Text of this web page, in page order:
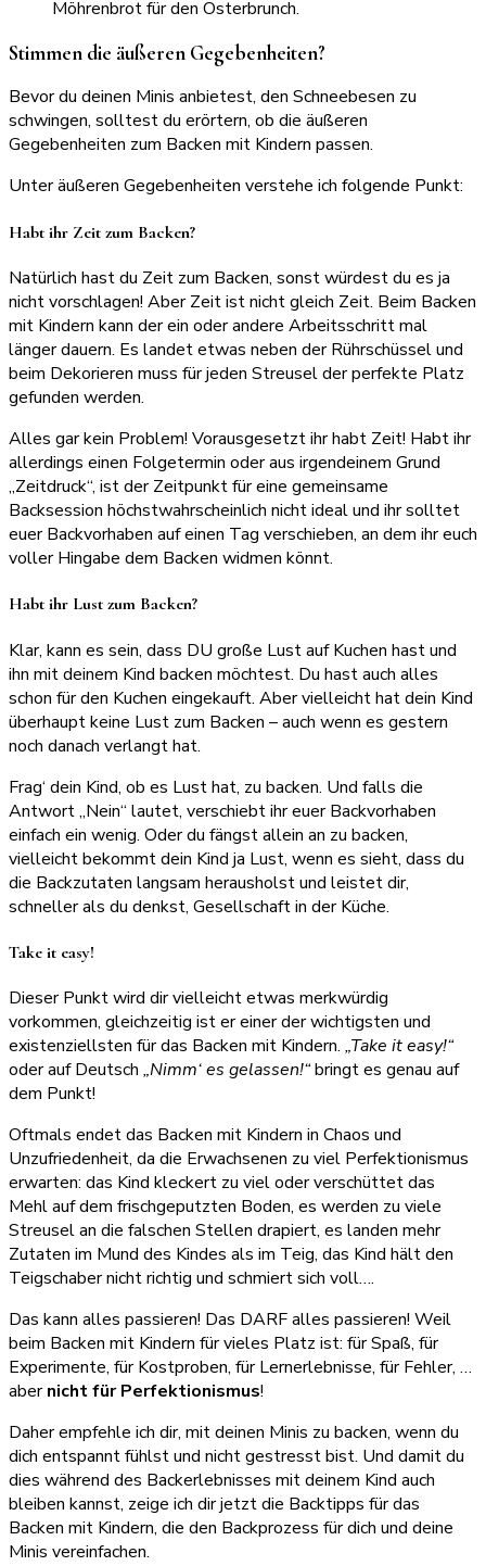
Stimmen die äußeren Gegebenheiten?
Bevor du deinen Minis anbietest, den Schneebesen zu
schwingen, solltest du erörtern, ob die äußeren
Gegebenheiten zum Backen mit Kindern passen.
Unter äußeren Gegebenheiten verstehe ich folgende Punkt:
Habt ihr Zeit zum Backen?
Natürlich hast du Zeit zum Backen, sonst würdest du es ja
nicht vorschlagen! Aber Zeit ist nicht gleich Zeit. Beim Backen
mit Kindern kann der ein oder andere Arbeitsschritt mal
länger dauern. Es landet etwas neben der Rührschüssel und
beim Dekorieren muss für jeden Streusel der perfekte Platz
gefunden werden.
Alles gar kein Problem! Vorausgesetzt ihr habt Zeit! Habt ihr
allerdings einen Folgetermin oder aus irgendeinem Grund
„Zeitdruck“, ist der Zeitpunkt für eine gemeinsame
Backsession höchstwahrscheinlich nicht ideal und ihr solltet
euer Backvorhaben auf einen Tag verschieben, an dem ihr euch
voller Hingabe dem Backen widmen könnt.
Habt ihr Lust zum Backen?
Klar, kann es sein, dass DU große Lust auf Kuchen hast und
ihn mit deinem Kind backen möchtest. Du hast auch alles
schon für den Kuchen eingekauft. Aber vielleicht hat dein Kind
überhaupt keine Lust zum Backen – auch wenn es gestern
noch danach verlangt hat.
Frag‘ dein Kind, ob es Lust hat, zu backen. Und falls die
Antwort „Nein“ lautet, verschiebt ihr euer Backvorhaben
einfach ein wenig. Oder du fängst allein an zu backen,
vielleicht bekommt dein Kind ja Lust, wenn es sieht, dass du
die Backzutaten langsam herausholst und leistet dir,
schneller als du denkst, Gesellschaft in der Küche.
Take it easy!
Dieser Punkt wird dir vielleicht etwas merkwürdig
vorkommen, gleichzeitig ist er einer der wichtigsten und
existenziellsten für das Backen mit Kindern. „Take it easy!“
oder auf Deutsch „Nimm‘ es gelassen!“bringt es genau auf
dem Punkt!
Oftmals endet das Backen mit Kindern in Chaos und
Unzufriedenheit, da die Erwachsenen zu viel Perfektionismus
erwarten: das Kind kleckert zu viel oder verschüttet das
Mehl auf dem frischgeputzten Boden, es werden zu viele
Streusel an die falschen Stellen drapiert, es landen mehr
Zutaten im Mund des Kindes als im Teig, das Kind hält den
Teigschaber nicht richtig und schmiert sich voll….
Das kann alles passieren! Das DARF alles passieren! Weil
beim Backen mit Kindern für vieles Platz ist: für Spaß, für
Experimente, für Kostproben, für Lernerlebnisse, für Fehler, …
abernicht für Perfektionismus!
Daher empfehle ich dir, mit deinen Minis zu backen, wenn du
dich entspannt fühlst und nicht gestresst bist. Und damit du
dies während des Backerlebnisses mit deinem Kind auch
bleiben kannst, zeige ich dir jetzt die Backtipps für das
Backen mit Kindern, die den Backprozess für dich und deine
Minis vereinfachen.